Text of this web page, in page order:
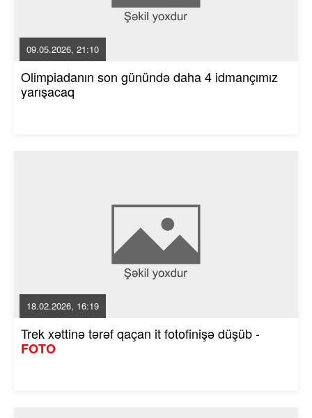
09.05.2026, 21:10
Olimpiadanın son günündə daha 4 idmançımız
yarışacaq
18.02.2026, 16:19
Trek xəttinə tərəf qaçan it fotofinişə düşüb -
FOTO